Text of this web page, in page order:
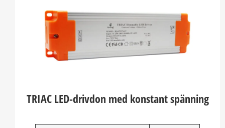
TRIAC LED-drivdon med konstant spänning